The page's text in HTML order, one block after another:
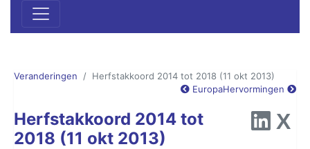
Veranderingen
Herfstakkoord 2014 tot 2018 (11 okt 2013)
EuropaHervormingen
Herfstakkoord 2014 tot
2018 (11 okt 2013)